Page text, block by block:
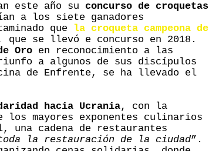
este año su concurso de croquetas
a los siete ganadores
que la croqueta campeona de
que se llevó e concurso en 2018.
Oro en reconocimiento a las
a algunos de sus discípulos
de Enfrente, se ha llevado el
hacia Ucrania, con la
los mayores exponentes culinarios
una cadena de restaurantes
toda la restauración de la ciudad”.